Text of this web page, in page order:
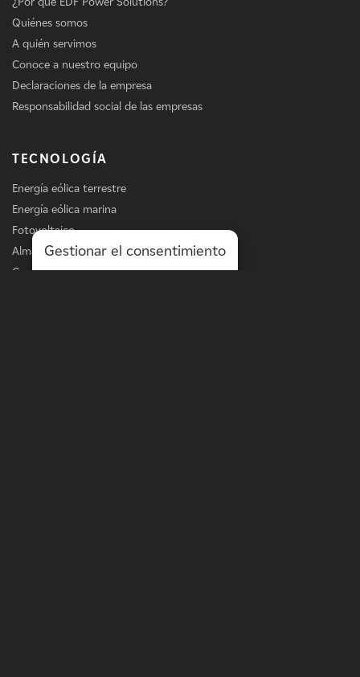
Quiénes somos
A quién servimos
Conoce a nuestro equipo
Declaraciones de la empresa
Responsabilidad social de las empresas
TECNOLOGÍA
Energía eólica terrestre
Energía eólica marina
Fotovoltaico
Almacenamiento
Carga de vehículos eléctricos
Gestionar el consentimiento